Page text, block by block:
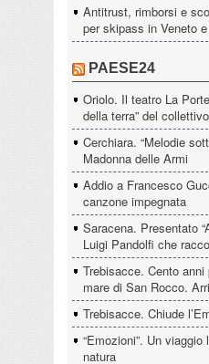
Antitrust, rimborsi e
per skipass in Veneto
PAESE24
Oriolo. Il teatro La
della terra” del
Cerchiara. “Melodie
Madonna delle Armi
Addio a Francesco
canzone impegnata
Saracena. Presentato
Luigi Pandolfi che
Trebisacce. Cento
mare di San Rocco.
Trebisacce. Chiude
“Emozioni”. Un
natura